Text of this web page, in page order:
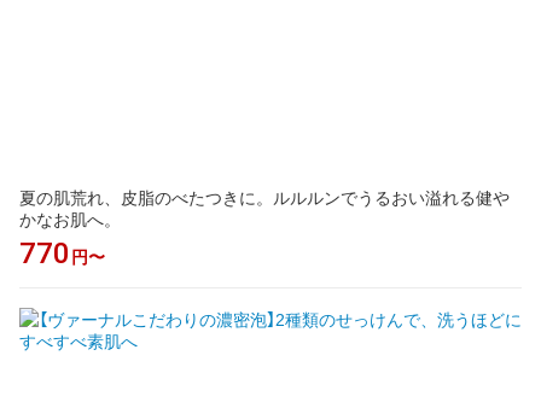
夏の肌荒れ、皮脂のべたつきに。ルルルンでうるおい溢れる健や
かなお肌へ。
770 円〜